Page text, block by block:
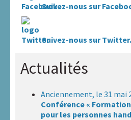
Suivez-nous sur
Suivez-nous sur
Actualités
Anciennement, le 31 mai
Conférence «
pour les personnes